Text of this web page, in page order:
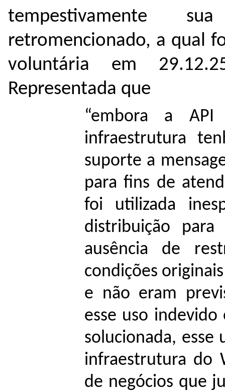
tempestivamente
retromencionado, a qual
voluntária em
Representada que
“embora a
infraestrutura
suporte a
para fins de
foi utilizada
distribuição
ausência de
condições
e não eram
esse uso indevido
solucionada, esse
infraestrutura do
de negócios que